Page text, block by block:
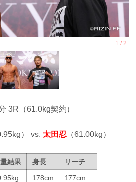
3R（61.0kg契約）
） vs. 太田忍 （61.00kg）
結果 身長
リーチ
178cm
177cm